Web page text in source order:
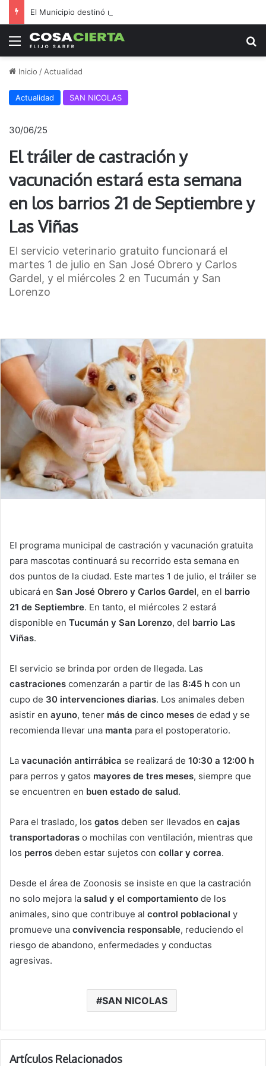
Menú
Inicio / Actualidad
Actualidad SAN NICOLAS
30/06/25
El tráiler de castración y
vacunación estará esta semana
en los barrios 21 de Septiembre y
Las Viñas
El servicio veterinario gratuito funcionará el
martes 1 de julio en San José Obrero y Carlos
Gardel, y el miércoles 2 en Tucumán y San
Lorenzo
El programa municipal de castración y vacunación gratuita
para mascotas continuará su recorrido esta semana en
dos puntos de la ciudad. Este martes 1 de julio, el tráiler se
ubicará en San José Obrero y Carlos Gardel, en el barrio
21 de Septiembre. En tanto, el miércoles 2 estará
disponible en Tucumán y San Lorenzo, del barrio Las
Viñas.
El servicio se brinda por orden de llegada. Las
castraciones comenzarán a partir de las 8:45 h con un
cupo de 30 intervenciones diarias. Los animales deben
asistir en ayuno, tener más de cinco meses de edad y se
recomienda llevar una manta para el postoperatorio.
La vacunación antirrábica se realizará de 10:30 a 12:00 h
para perros y gatos mayores de tres meses, siempre que
se encuentren en buen estado de salud.
Para el traslado, los gatos deben ser llevados en cajas
transportadoras o mochilas con ventilación, mientras que
los perros deben estar sujetos con collar y correa.
Desde el área de Zoonosis se insiste en que la castración
no solo mejora la salud y el comportamiento de los
animales, sino que contribuye al control poblacional y
promueve una convivencia responsable, reduciendo el
riesgo de abandono, enfermedades y conductas
agresivas.
SAN NICOLAS
Artículos Relacionados